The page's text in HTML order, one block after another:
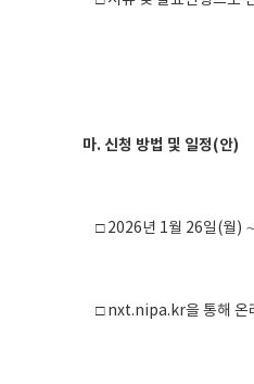
마. 신청 방법 및 일정(안)
□ 2026년 1월 26일(월)
□ nxt.nipa.kr을 통해 온